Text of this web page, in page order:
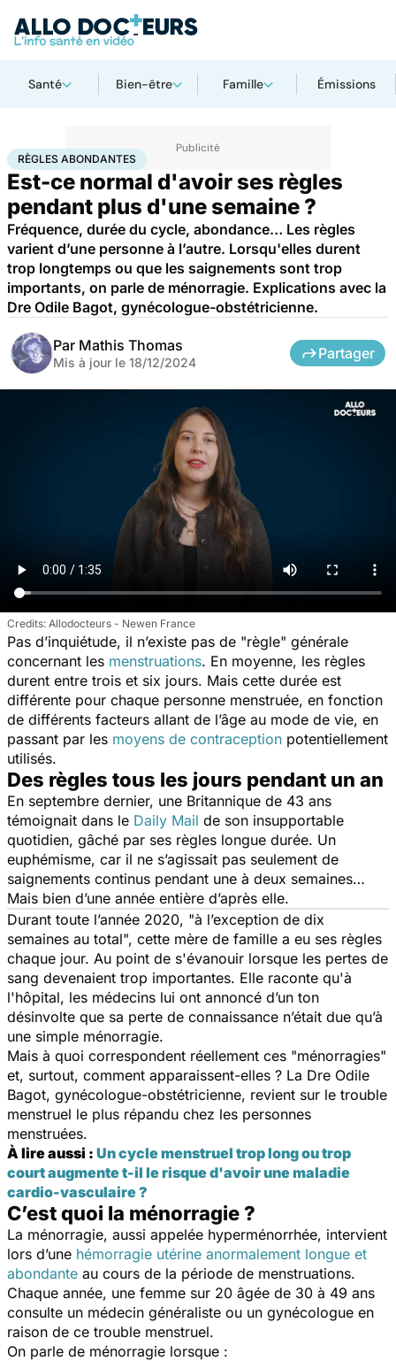
Santé Bien-être Famille Émissions
AccueilSantéRègles abondantes
RÈGLES ABONDANTES
Est-ce normal d'avoir ses règles
pendant plus d'une semaine ?
Fréquence, durée du cycle, abondance… Les règles
varient d’une personne à l’autre. Lorsqu'elles durent
trop longtemps ou que les saignements sont trop
importants, on parle de ménorragie. Explications avec la
Dre Odile Bagot, gynécologue-obstétricienne.
Par Mathis Thomas
Mis à jour le 18/12/2024
Partager
Allodocteurs - Newen France
Pas d’inquiétude, il n’existe pas de "règle" générale
concernant les menstruations. En moyenne, les règles
durent entre trois et six jours. Mais cette durée est
différente pour chaque personne menstruée, en fonction
de différents facteurs allant de l’âge au mode de vie, en
passant par les moyens de contraception potentiellement
utilisés.
Des règles tous les jours pendant un an
En septembre dernier, une Britannique de 43 ans
témoignait dans le Daily Mail de son insupportable
quotidien, gâché par ses règles longue durée. Un
euphémisme, car il ne s’agissait pas seulement de
saignements continus pendant une à deux semaines…
Mais bien d’une année entière d’après elle.
Durant toute l’année 2020, "à l’exception de dix
semaines au total", cette mère de famille a eu ses règles
chaque jour. Au point de s'évanouir lorsque les pertes de
sang devenaient trop importantes. Elle raconte qu'à
l'hôpital, les médecins lui ont annoncé d’un ton
désinvolte que sa perte de connaissance n’était due qu’à
une simple ménorragie.
Mais à quoi correspondent réellement ces "ménorragies"
et, surtout, comment apparaissent-elles ? La Dre Odile
Bagot, gynécologue-obstétricienne, revient sur le trouble
menstruel le plus répandu chez les personnes
menstruées.
À lire aussi : Un cycle menstruel trop long ou trop
court augmente t-il le risque d'avoir une maladie
cardio-vasculaire ?
C’est quoi la ménorragie ?
La ménorragie, aussi appelée hyperménorrhée, intervient
lors d’une hémorragie utérine anormalement longue et
abondante au cours de la période de menstruations.
Chaque année, une femme sur 20 âgée de 30 à 49 ans
consulte un médecin généraliste ou un gynécologue en
raison de ce trouble menstruel.
On parle de ménorragie lorsque :